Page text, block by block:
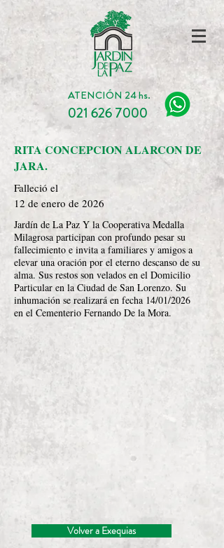
ATENCIÓN 24 hs.
021 626 7000
RITA CONCEPCION ALARCON DE
JARA.
Falleció el
12 de enero de 2026
Jardín de La Paz Y la Cooperativa Medalla
Milagrosa participan con profundo pesar su
fallecimiento e invita a familiares y amigos a
elevar una oración por el eterno descanso de su
alma. Sus restos son velados en el Domicilio
Particular en la Ciudad de San Lorenzo. Su
inhumación se realizará en fecha 14/01/2026
en el Cementerio Fernando De la Mora.
Volver a Exequias